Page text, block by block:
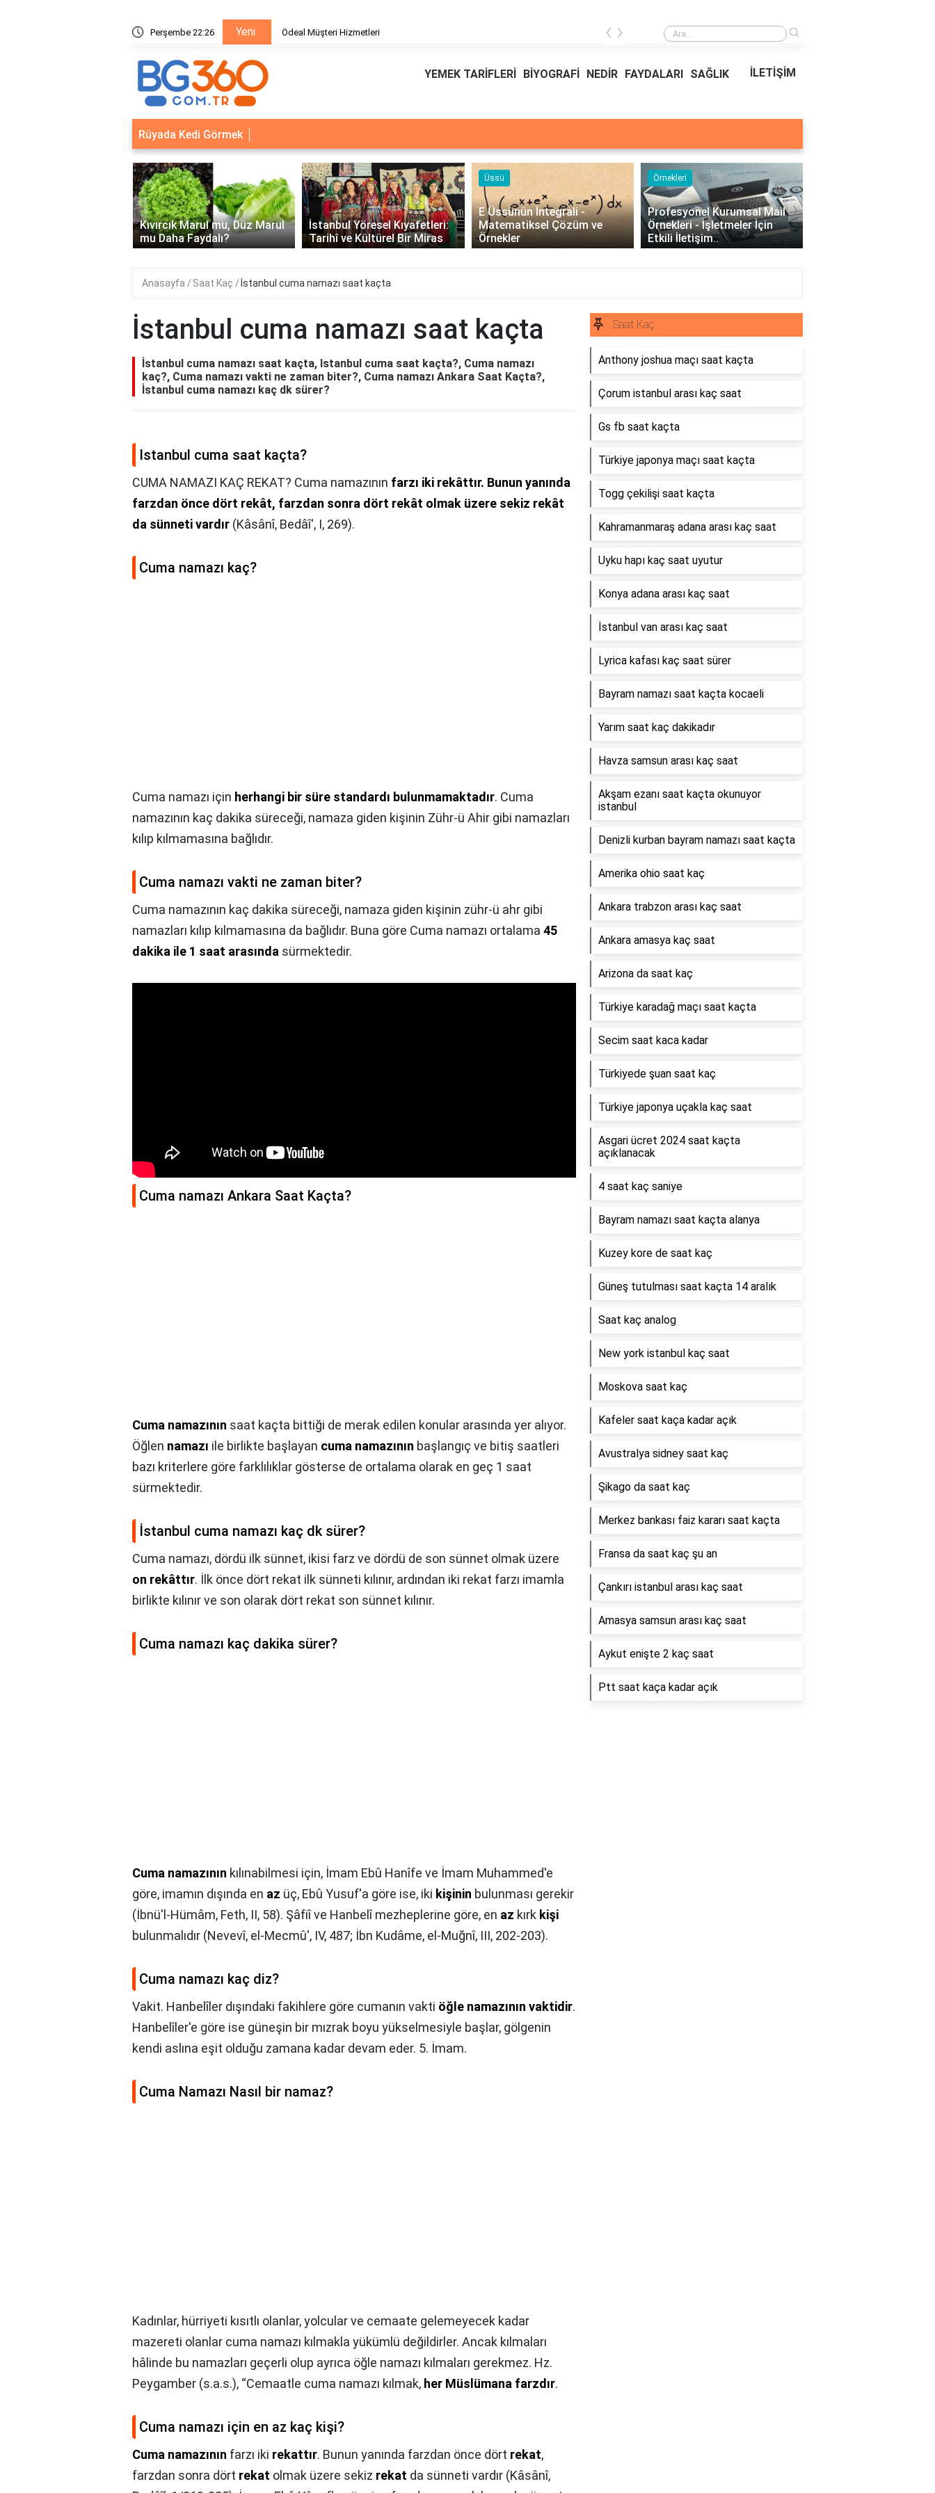
Perşembe 22:26 Yeni
Ödeal Müşteri Hizmetleri Kıvırcık Marul mu, Düz Marul mu Daha Faydalı?
‹ ›
YEMEK TARİFLERİ BİYOGRAFİ NEDİR FAYDALARI SAĞLIK İLETİŞİM
Rüyada Kedi Görmek
Kıvırcık Marul mu, Düz Marul
mu Daha Faydalı?
İstanbul Yöresel Kıyafetleri:
Tarihî ve Kültürel Bir Miras
Üssü
E Üssünün İntegrali -
Matematiksel Çözüm ve
Örnekler
Örnekleri
Profesyonel Kurumsal Mail
Örnekleri - İşletmeler İçin
Etkili İletişim..
‹ ›
Anasayfa Saat Kaç İstanbul cuma namazı saat kaçta
İstanbul cuma namazı saat kaçta
İstanbul cuma namazı saat kaçta, Istanbul cuma saat kaçta?, Cuma namazı
kaç?, Cuma namazı vakti ne zaman biter?, Cuma namazı Ankara Saat Kaçta?,
İstanbul cuma namazı kaç dk sürer?
Istanbul cuma saat kaçta?
CUMA NAMAZI KAÇ REKAT? Cuma namazının farzı iki rekâttır. Bunun yanında
farzdan önce dört rekât, farzdan sonra dört rekât olmak üzere sekiz rekât
da sünneti vardır (Kâsânî, Bedâî', I, 269).
Cuma namazı kaç?
Cuma namazı için herhangi bir süre standardı bulunmamaktadır. Cuma
namazının kaç dakika süreceği, namaza giden kişinin Zühr-ü Ahir gibi namazları
kılıp kılmamasına bağlıdır.
Cuma namazı vakti ne zaman biter?
Cuma namazının kaç dakika süreceği, namaza giden kişinin zühr-ü ahr gibi
namazları kılıp kılmamasına da bağlıdır. Buna göre Cuma namazı ortalama 45
dakika ile 1 saat arasında sürmektedir.
Cuma namazı Ankara Saat Kaçta?
Cuma namazının saat kaçta bittiği de merak edilen konular arasında yer alıyor.
Öğlen namazı ile birlikte başlayan cuma namazının başlangıç ve bitiş saatleri
bazı kriterlere göre farklılıklar gösterse de ortalama olarak en geç 1 saat
sürmektedir.
İstanbul cuma namazı kaç dk sürer?
Cuma namazı, dördü ilk sünnet, ikisi farz ve dördü de son sünnet olmak üzere
on rekâttır. İlk önce dört rekat ilk sünneti kılınır, ardından iki rekat farzı imamla
birlikte kılınır ve son olarak dört rekat son sünnet kılınır.
Cuma namazı kaç dakika sürer?
Cuma namazının kılınabilmesi için, İmam Ebû Hanîfe ve İmam Muhammed'e
göre, imamın dışında en az üç, Ebû Yusuf'a göre ise, iki kişinin bulunması gerekir
(İbnü'l-Hümâm, Feth, II, 58). Şâfiî ve Hanbelî mezheplerine göre, en az kırk kişi
bulunmalıdır (Nevevî, el-Mecmû', IV, 487; İbn Kudâme, el-Muğnî, III, 202-203).
Cuma namazı kaç diz?
Vakit. Hanbelîler dışındaki fakihlere göre cumanın vakti öğle namazının vaktidir.
Hanbelîler'e göre ise güneşin bir mızrak boyu yükselmesiyle başlar, gölgenin
kendi aslına eşit olduğu zamana kadar devam eder. 5. İmam.
Cuma Namazı Nasıl bir namaz?
Kadınlar, hürriyeti kısıtlı olanlar, yolcular ve cemaate gelemeyecek kadar
mazereti olanlar cuma namazı kılmakla yükümlü değildirler. Ancak kılmaları
hâlinde bu namazları geçerli olup ayrıca öğle namazı kılmaları gerekmez. Hz.
Peygamber (s.a.s.), “Cemaatle cuma namazı kılmak, her Müslümana farzdır.
Cuma namazı için en az kaç kişi?
Cuma namazının farzı iki rekattır. Bunun yanında farzdan önce dört rekat,
farzdan sonra dört rekat olmak üzere sekiz rekat da sünneti vardır (Kâsânî,
Saat Kaç
Anthony joshua maçı saat kaçta
Çorum istanbul arası kaç saat
Gs fb saat kaçta
Türkiye japonya maçı saat kaçta
Togg çekilişi saat kaçta
Kahramanmaraş adana arası kaç saat
Uyku hapı kaç saat uyutur
Konya adana arası kaç saat
İstanbul van arası kaç saat
Lyrica kafası kaç saat sürer
Bayram namazı saat kaçta kocaeli
Yarım saat kaç dakikadır
Havza samsun arası kaç saat
Akşam ezanı saat kaçta okunuyor
istanbul
Denizli kurban bayram namazı saat kaçta
Amerika ohio saat kaç
Ankara trabzon arası kaç saat
Ankara amasya kaç saat
Arizona da saat kaç
Türkiye karadağ maçı saat kaçta
Secim saat kaca kadar
Türkiyede şuan saat kaç
Türkiye japonya uçakla kaç saat
Asgari ücret 2024 saat kaçta
açıklanacak
4 saat kaç saniye
Bayram namazı saat kaçta alanya
Kuzey kore de saat kaç
Güneş tutulması saat kaçta 14 aralık
Saat kaç analog
New york istanbul kaç saat
Moskova saat kaç
Kafeler saat kaça kadar açık
Avustralya sidney saat kaç
Şikago da saat kaç
Merkez bankası faiz kararı saat kaçta
Fransa da saat kaç şu an
Çankırı istanbul arası kaç saat
Amasya samsun arası kaç saat
Aykut enişte 2 kaç saat
Ptt saat kaça kadar açık